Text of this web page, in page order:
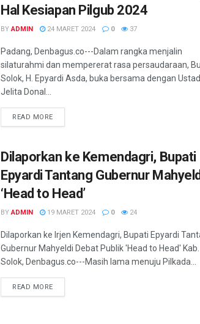
Hal Kesiapan Pilgub 2024
BY ADMIN 24 MARET 2024 0 37
Padang, Denbagus.co---Dalam rangka menjalin
silaturahmi dan mempererat rasa persaudaraan,
Solok, H. Epyardi Asda, buka bersama dengan Ustad
Jelita Donal...
READ MORE
Dilaporkan ke Kemendagri, Bupati
Epyardi Tantang Gubernur
‘Head to Head’
BY ADMIN 19 MARET 2024 0 24
Dilaporkan ke Irjen Kemendagri, Bupati Epyardi
Gubernur Mahyeldi Debat Publik 'Head to Head' Kab.
Solok, Denbagus.co---Masih lama menuju Pilkada...
READ MORE